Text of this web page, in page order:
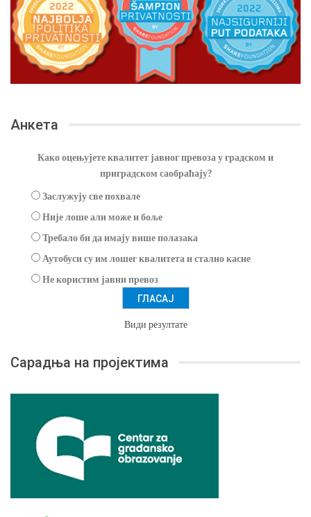
Анкета
Како оцењујете квалитет јавног превоза у градском и
приградском саобраћају?
Заслужују све похвале
Није лоше али може и боље
Требало би да имају више полазака
Аутобуси су им лошег квалитета и стално касне
Не користим јавни превоз
Види резултате
Сарадња на пројектима